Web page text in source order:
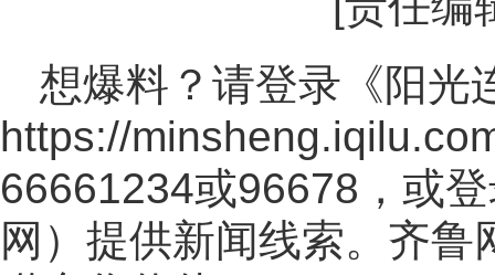
想爆料？请登录《阳光
https://
66661234或96678，或
网 ）提供新闻线索。齐鲁